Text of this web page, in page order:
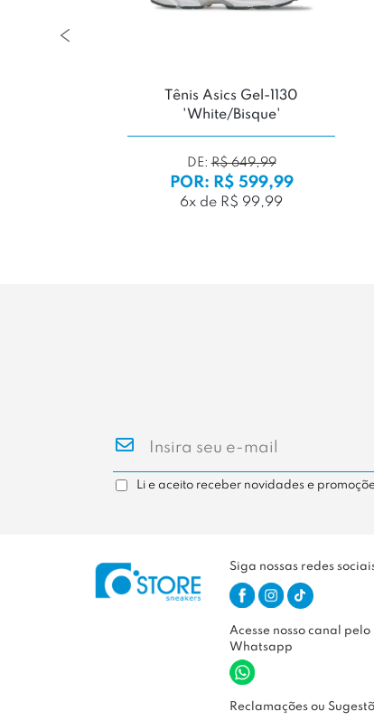
Tênis Asics Gel-1130
'White/Bisque'
DE:R$ 649,99
POR: R$ 599,99
6x de R$ 99,99
Li e aceito receber novidades e
Siga nossas redes
Acesse nosso canal pelo
Whatsapp
Reclamações ou